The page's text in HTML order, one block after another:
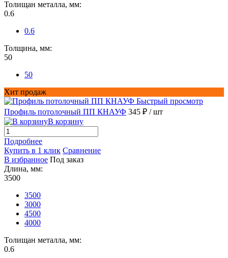
Толищан металла, мм:
0.6
0.6
Толщина, мм:
50
50
Хит продаж
Быстрый просмотр
Профиль потолочный ПП КНАУФ 345 ₽ / шт
В корзину
Подробнее
Купить в 1 клик Сравнение
В избранное Под заказ
Длина, мм:
3500
3500
3000
4500
4000
Толищан металла, мм:
0.6